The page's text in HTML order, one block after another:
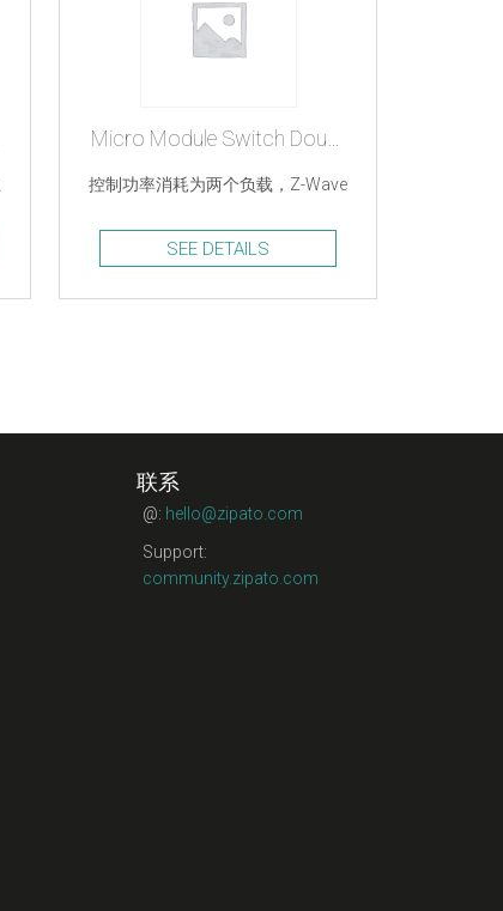
控制功率消耗为两个负载，Z-Wave
SEE DETAILS
联系
@: hello@zipato.com
Support:
community.zipato.com